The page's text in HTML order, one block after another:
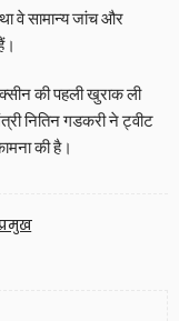
वे सामान्य जांच और
की पहली खुराक ली
नितिन गडकरी ने ट्वीट
की है।